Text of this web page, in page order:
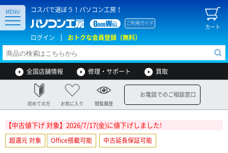
コスパで選ぼう！パソコン工房！
カート
ご利用ガイド
ログイン おトクな会員登録（無料）
MENU
全国店舗情報 修理・サポート 買取
初めての方 お気に入り 閲覧履歴
お電話でのご相談窓口
【中古値下げ 対象】2026/7/17(金)に値下げしました!
超還元 対象 Office搭載可能 中古延長保証可能